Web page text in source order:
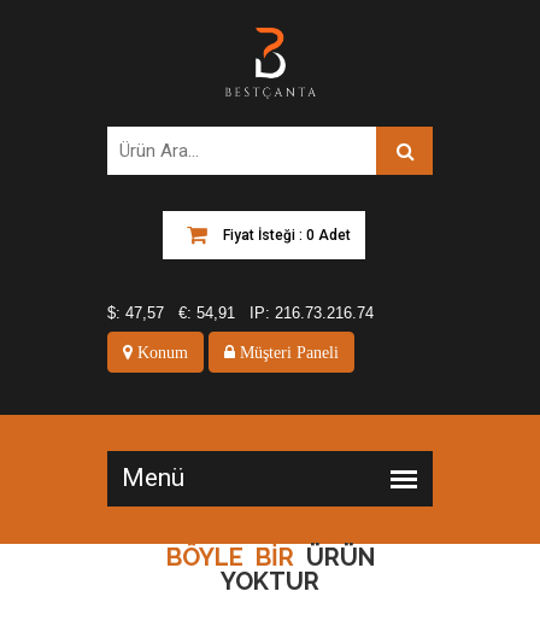
Fiyat İsteği : 0 Adet
$: 47,57 €: 54,91 IP: 216.73.216.74
Konum Müşteri Paneli
BÖYLE BİR ÜRÜN
YOKTUR